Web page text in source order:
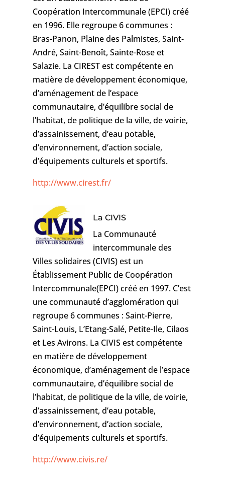
Coopération Intercommunale (EPCI) créé
en 1996. Elle regroupe 6 communes :
Bras-Panon, Plaine des Palmistes, Saint-
André, Saint-Benoît, Sainte-Rose et
Salazie. La CIRESTest compétente en
matière dedéveloppement économique,
d’aménagement de l’espace
communautaire, d’équilibre social de
l’habitat, de politique de la ville, de voirie,
d’assainissement, d’eau potable,
d’environnement, d’action sociale,
d’équipements culturels et sportifs.
http://www.cirest.fr/
La CIVIS
La Communauté
intercommunale des
Villes solidaires (CIVIS) est un
Établissement Public de Coopération
Intercommunale(EPCI) créé en 1997. C’est
une communauté d’agglomération qui
regroupe 6 communes : Saint-Pierre,
Saint-Louis, L’Etang-Salé, Petite-Ile, Cilaos
et Les Avirons. La CIVIS est compétente
en matière dedéveloppement
économique, d’aménagement de l’espace
communautaire, d’équilibre social de
l’habitat, de politique de la ville, de voirie,
d’assainissement, d’eau potable,
d’environnement, d’action sociale,
d’équipements culturels et sportifs.
http://www.civis.re/